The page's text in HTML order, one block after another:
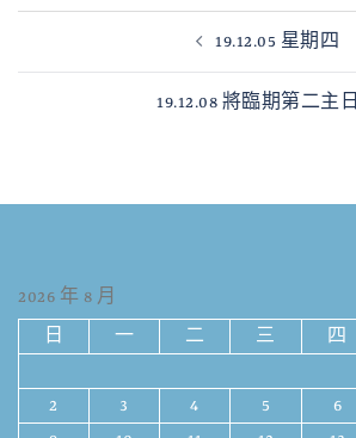
19.12.05 星期四
19.12.08 將臨期第二主日
2026 年 8 月
日 一 二 三 四
2
3 4 5 6